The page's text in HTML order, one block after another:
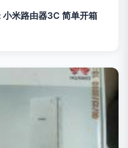
米路由器3C 简单开箱